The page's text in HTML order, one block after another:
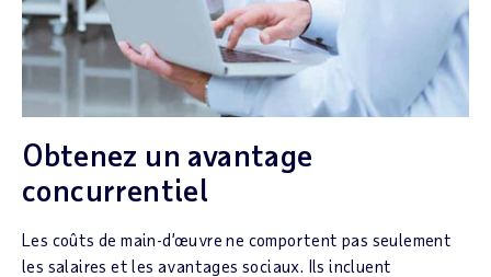
Obtenez un avantage
concurrentiel
Les coûts de main-d’œuvre ne comportent pas seulement
les salaires et les avantages sociaux. Ils incluent